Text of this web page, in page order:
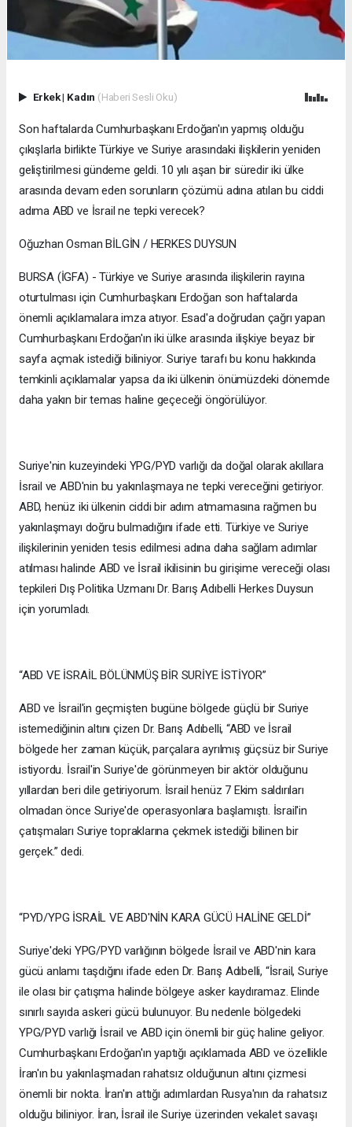
Erkek| Kadın (Haberi Sesli Oku)
Son haftalarda Cumhurbaşkanı Erdoğan'ın yapmış olduğu
çıkışlarla birlikte Türkiye ve Suriye arasındaki ilişkilerin yeniden
geliştirilmesi gündeme geldi. 10 yılı aşan bir süredir iki ülke
arasında devam eden sorunların çözümü adına atılan bu ciddi
adıma ABD ve İsrail ne tepki verecek?
Oğuzhan Osman BİLGİN / HERKES DUYSUN
BURSA (İGFA) - Türkiye ve Suriye arasında ilişkilerin rayına
oturtulması için Cumhurbaşkanı Erdoğan son haftalarda
önemli açıklamalara imza atıyor. Esad'a doğrudan çağrı yapan
Cumhurbaşkanı Erdoğan'ın iki ülke arasında ilişkiye beyaz bir
sayfa açmak istediği biliniyor. Suriye tarafı bu konu hakkında
temkinli açıklamalar yapsa da iki ülkenin önümüzdeki dönemde
daha yakın bir temas haline geçeceği öngörülüyor.
Suriye'nin kuzeyindeki YPG/PYD varlığı da doğal olarak akıllara
İsrail ve ABD'nin bu yakınlaşmaya ne tepki vereceğini getiriyor.
ABD, henüz iki ülkenin ciddi bir adım atmamasına rağmen bu
yakınlaşmayı doğru bulmadığını ifade etti. Türkiye ve Suriye
ilişkilerinin yeniden tesis edilmesi adına daha sağlam adımlar
atılması halinde ABD ve İsrail ikilisinin bu girişime vereceği olası
tepkileri Dış Politika Uzmanı Dr. Barış Adıbelli Herkes Duysun
için yorumladı.
“ABD VE İSRAİL BÖLÜNMÜŞ BİR SURİYE İSTİYOR”
ABD ve İsrail'in geçmişten bugüne bölgede güçlü bir Suriye
istemediğinin altını çizen Dr. Barış Adıbelli, “ABD ve İsrail
bölgede her zaman küçük, parçalara ayrılmış güçsüz bir Suriye
istiyordu. İsrail'in Suriye'de görünmeyen bir aktör olduğunu
yıllardan beri dile getiriyorum. İsrail henüz 7 Ekim saldırıları
olmadan önce Suriye'de operasyonlara başlamıştı. İsrail'in
çatışmaları Suriye topraklarına çekmek istediği bilinen bir
gerçek.” dedi.
“PYD/YPG İSRAİL VE ABD'NİN KARA GÜCÜ HALİNE GELDİ”
Suriye'deki YPG/PYD varlığının bölgede İsrail ve ABD'nin kara
gücü anlamı taşdığını ifade eden Dr. Barış Adıbelli, “İsrail, Suriye
ile olası bir çatışma halinde bölgeye asker kaydıramaz. Elinde
sınırlı sayıda askeri gücü bulunuyor. Bu nedenle bölgedeki
YPG/PYD varlığı İsrail ve ABD için önemli bir güç haline geliyor.
Cumhurbaşkanı Erdoğan'ın yaptığı açıklamada ABD ve özellikle
İran'ın bu yakınlaşmadan rahatsız olduğunun altını çizmesi
önemli bir nokta. İran'ın attığı adımlardan Rusya'nın da rahatsız
olduğu biliniyor. İran, İsrail ile Suriye üzerinden vekalet savaşı